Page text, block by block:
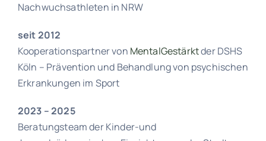
Nachwuchsathleten in NRW
seit 2012
Kooperationspartner von MentalGestärktder DSHS
Köln – Prävention und Behandlung von psychischen
Erkrankungen im Sport
2023 – 2025
Beratungsteam der Kinder-und